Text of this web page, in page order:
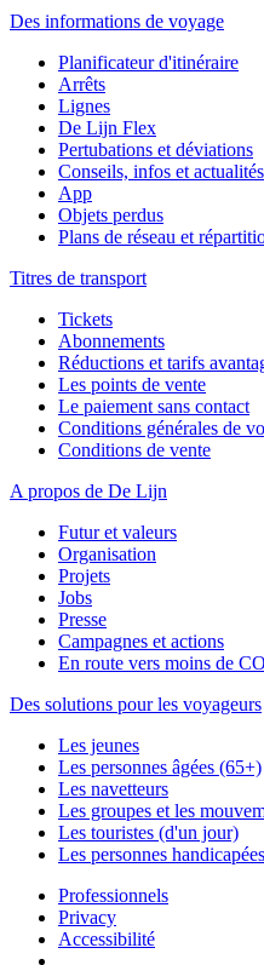
Des informations de voyage
Planificateur d'itinéraire
Arrêts
Lignes
De Lijn Flex
Pertubations et déviations
Conseils, infos et actualités
App
Objets perdus
Plans de réseau et
Titres de transport
Tickets
Abonnements
Réductions et tarifs
Les points de vente
Le paiement sans contact
Conditions générales de
Conditions de vente
A propos de De Lijn
Futur et valeurs
Organisation
Projets
Jobs
Presse
Campagnes et actions
En route vers moins de
Des solutions pour les voyageurs
Les jeunes
Les personnes âgées (65+)
Les navetteurs
Les groupes et les
Les touristes (d'un jour)
Les personnes
Professionnels
Privacy
Accessibilité